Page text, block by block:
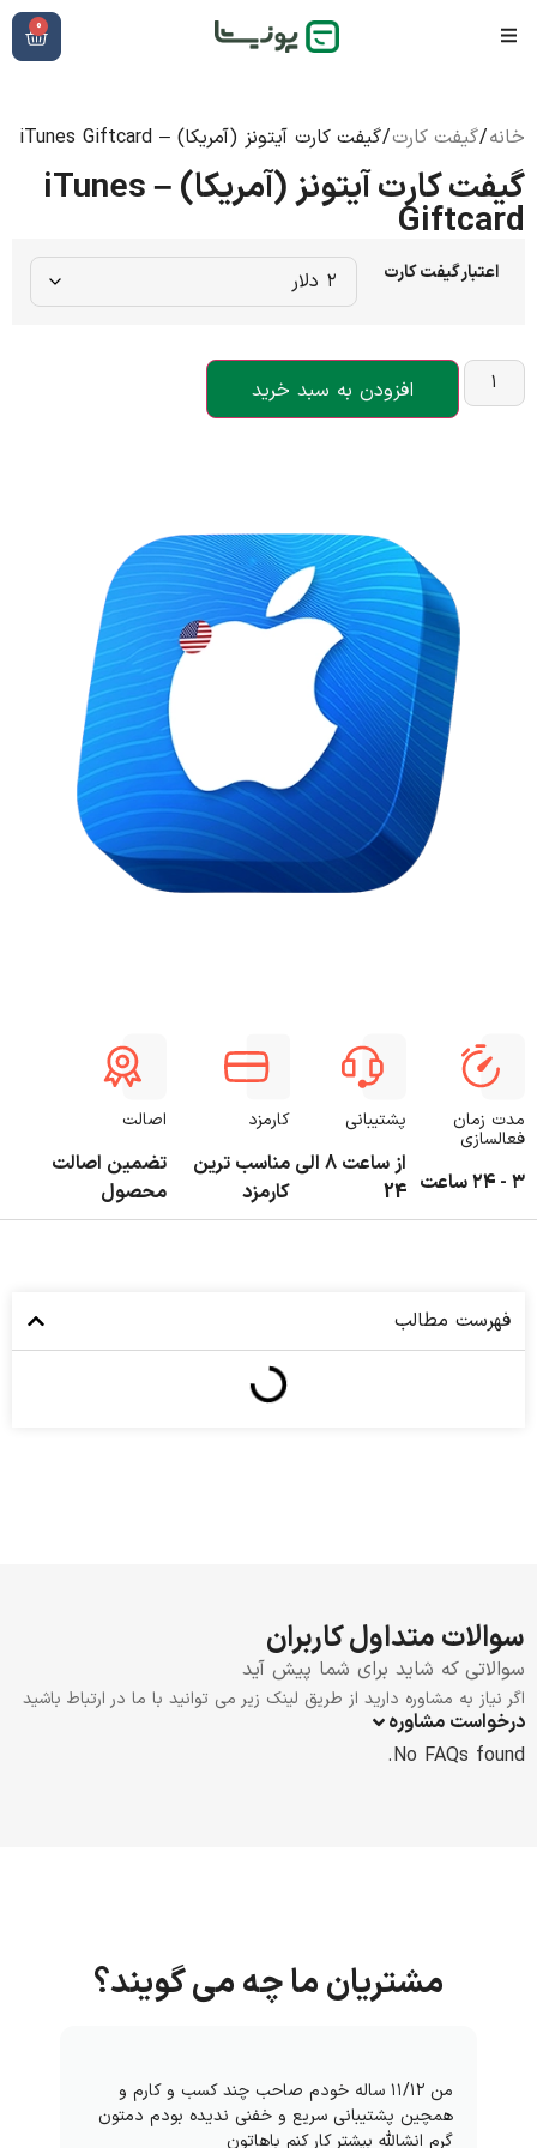
0
خانه/گیفت کارت/ گیفت کارت آیتونز (آمریکا) – iTunes Giftcard
گیفت کارت آیتونز (آمریکا) – iTunes
Giftcard
اعتبار گیفت کارت
افزودن به سبد خرید
مدت زمان
فعالسازی
۳ - ۲۴ ساعت
پشتیبانی
از ساعت 8 الی
24
کارمزد
مناسب ترین
کارمزد
اصالت
تضمین اصالت
محصول
فهرست مطالب
سوالات متداول کاربران
سوالاتی که شاید برای شما پیش آید
اگر نیاز به مشاوره دارید از طریق لینک زیر می توانید با ما در ارتباط باشید
درخواست مشاوره
No FAQs found.
مشتریان ما چه می گویند؟
من ۱۱/۱۲ ساله خودم صاحب چند کسب و کارم و
همچین پشتیبانی سریع و خفنی ندیده بودم دمتون
گرم انشالله بیشتر کار کنم باهاتون